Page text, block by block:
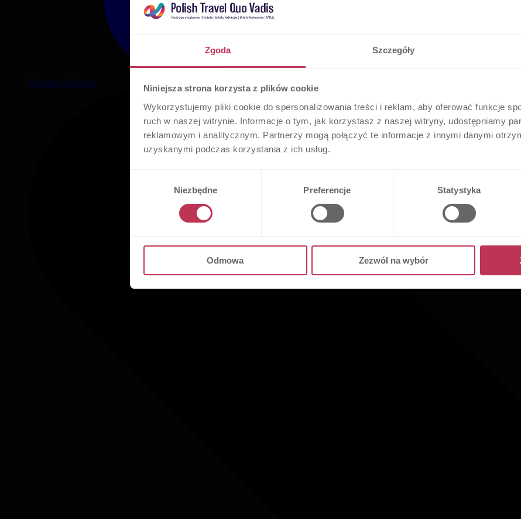
Zgoda Szczegóły
Niniejsza strona korzysta z plików cookie
Wykorzystujemy pliki cookie do spersonalizowania treści i reklam, aby oferować funkcje
ruch w naszej witrynie. Informacje o tym, jak korzystasz z naszej witryny, udostępniamy
reklamowym i analitycznym. Partnerzy mogą połączyć te informacje z innymi danymi
uzyskanymi podczas korzystania z ich usług.
Niezbędne Preferencje Statystyka
Odmowa Zezwól na wybór
Strona główna